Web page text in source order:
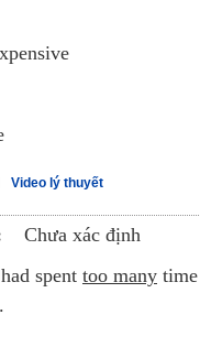
Video lý thuyết
Chưa xác định
spent too many time